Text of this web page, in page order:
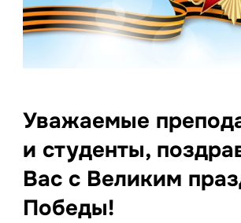
Уважаемые
и студенты,
Вас с Великим
Победы!